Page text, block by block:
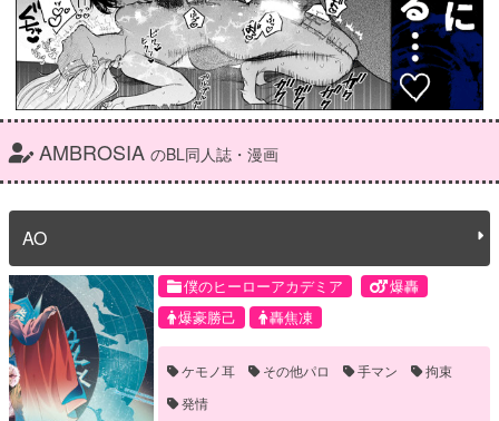
AMBROSIA のBL同人誌・漫画
AO
僕のヒーローアカデミア
爆轟
爆豪勝己
轟焦凍
ケモノ耳 その他パロ 手マン
拘束
発情